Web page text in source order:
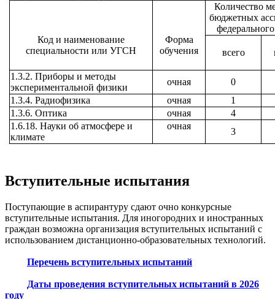
Код и наименование
специальности или УГСН
Форма
обучения
Количество
бюджетных
всего
1.3.2. Приборы и методы
экспериментальной физики
очная
0
1.3.4. Радиофизика
очная
1
1.3.6. Оптика
очная
4
1.6.18. Науки об атмосфере и
климате
очная
3
Вступительные испытания
Поступающие в аспирантуру сдают очно конкурсные
вступительные испытания. Для иногородних и иностранных
граждан возможна организация вступительных испытаний с
использованием дистанционно-образовательных технологий.
Перечень вступительных испытаний
Даты проведения вступительных испытаний в 2026
году